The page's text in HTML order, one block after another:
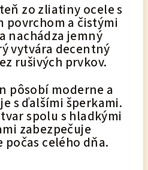
zo zliatiny ocele s
povrchom a čistými
nachádza jemný
vytvára decentný
rušivých prvkov.
pôsobí moderne a
s ďalšími šperkami.
spolu s hladkými
zabezpečuje
celého dňa.